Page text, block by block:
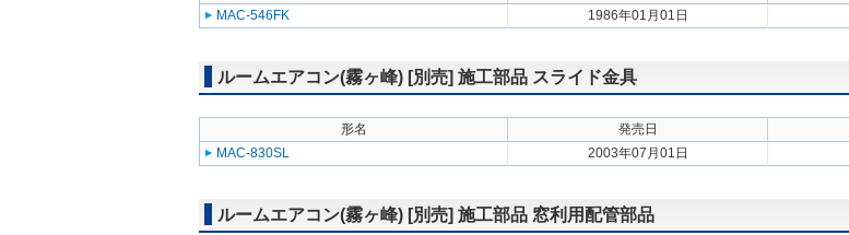
MAC-546FK
1986年01月01日
ルームエアコン(霧ヶ峰) [別売] 施工部品 スライド金具
形名 発売日
MAC-830SL
2003年07月01日
ルームエアコン(霧ヶ峰) [別売] 施工部品 窓利用配管部品